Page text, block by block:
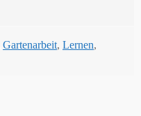
Gartenarbeit, Lernen,